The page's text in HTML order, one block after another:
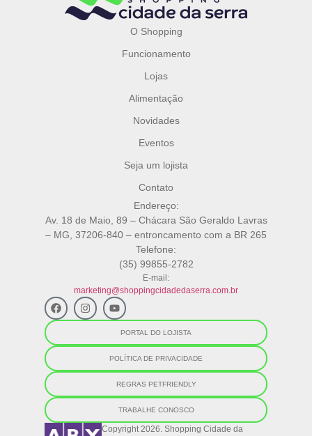
O Shopping
Funcionamento
Lojas
Alimentação
Novidades
Eventos
Seja um lojista
Contato
Endereço:
Av. 18 de Maio, 89 – Chácara São Geraldo Lavras
– MG, 37206-840 – entroncamento com a BR 265
Telefone:
(35) 99855-2782
E-mail:
marketing@shoppingcidadedaserra.com.br
PORTAL DO LOJISTA
POLÍTICA DE PRIVACIDADE
REGRAS PETFRIENDLY
TRABALHE CONOSCO
Copyright 2026. Shopping Cidade da